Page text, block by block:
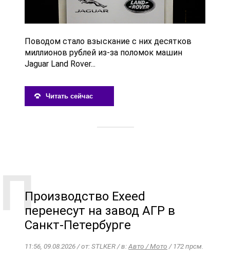
Поводом стало взыскание с них десятков
миллионов рублей из-за поломок машин
Jaguar Land Rover...
Читать сейчас
Производство Exeed
перенесут на завод АГР в
Санкт-Петербурге
11:56, 09.08.2026 / от: STLKER / в:Авто / Мото / 172 прсм.